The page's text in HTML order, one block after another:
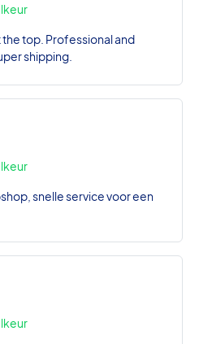
top. Professional and
shipping.
snelle service voor een